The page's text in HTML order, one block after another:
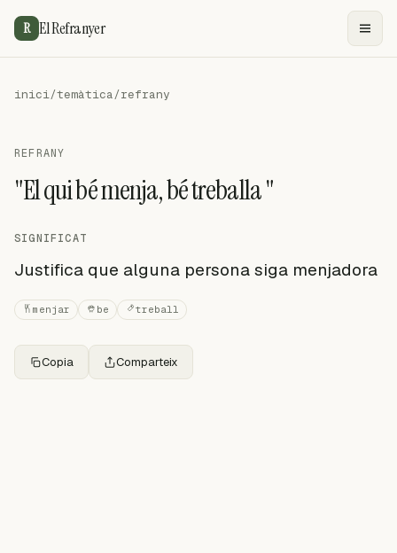
R El Refranyer
inici/temàtica/refrany
REFRANY
"El qui bé menja, bé treballa "
SIGNIFICAT
Justifica que alguna persona siga menjadora
menjar be treball
Copia Comparteix